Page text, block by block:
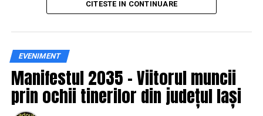
practică și accesibilă publicului larg.
Siguranța rutieră, adusă mai
aproape de comunitate
Datele privind accidentele rutiere din România continuă
CITESTE IN CONTINUARE
EVENIMENT
Manifestul 2035 – Viitorul muncii
prin ochii tinerilor din județul Iași